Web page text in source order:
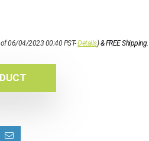
06/04/2023 00:40 PST-Details)&FREE Shipping.